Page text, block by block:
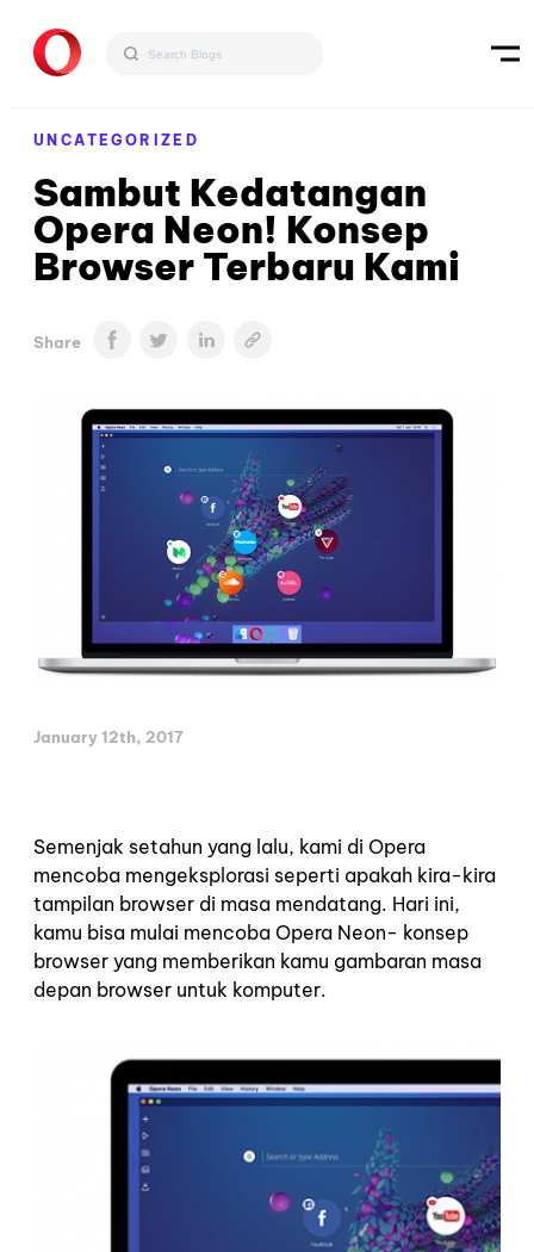
UNCATEGORIZED
Sambut Kedatangan
Opera Neon! Konsep
Browser Terbaru Kami
Share
January 12th, 2017
Semenjak setahun yang lalu, kami di Opera
mencoba mengeksplorasi seperti apakah kira-kira
tampilan browser di masa mendatang. Hari ini,
kamu bisa mulai mencoba Opera Neon- konsep
browser yang memberikan kamu gambaran masa
depan browser untuk komputer.